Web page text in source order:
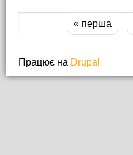
Сторінки
« перша
Працює на Drupal